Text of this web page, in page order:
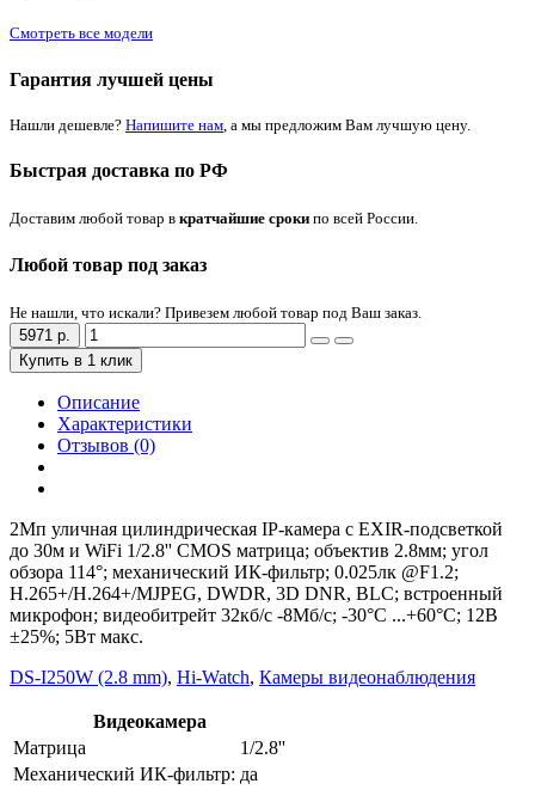
Смотреть все модели
Гарантия лучшей цены
Нашли дешевле? Напишите нам , а мы предложим Вам лучшую цену.
Быстрая доставка по РФ
Доставим любой товар в кратчайшие сроки по всей России.
Любой товар под заказ
Не нашли, что искали? Привезем любой товар под Ваш заказ.
5971 р.
Купить в 1 клик
Описание
Характеристики
Отзывов (0)
2Мп уличная цилиндрическая IP-камера c EXIR-подсветкой
до 30м и WiFi 1/2.8'' CMOS матрица; объектив 2.8мм; угол
обзора 114°; механический ИК-фильтр; 0.025лк @F1.2;
H.265+/H.264+/MJPEG, DWDR, 3D DNR, BLC; встроенный
микрофон; видеобитрейт 32кб/с -8Мб/с; -30°C ...+60°C; 12В
±25%; 5Вт макс.
DS-I250W (2.8 mm), Hi-Watch, Камеры видеонаблюдения
Видеокамера
Матрица
1/2.8''
Механический ИК-фильтр: да